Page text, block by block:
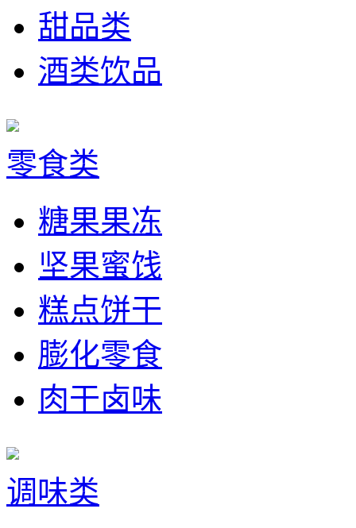
甜品类
酒类饮品
零食类
糖果果冻
坚果蜜饯
糕点饼干
膨化零食
肉干卤味
调味类